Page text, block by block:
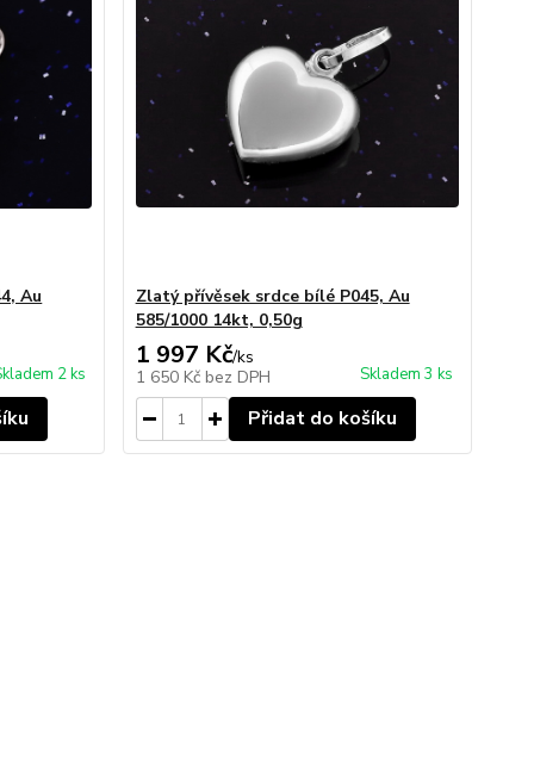
Au
2 ks
Zlatý přívěsek srdce bílé P045, Au
585/1000 14kt, 0,50g
1 997 Kč/ks
1 650 Kč bez DPH Skladem 3 ks
Přidat do košíku